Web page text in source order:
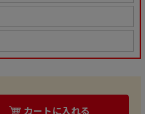
カートに入れる